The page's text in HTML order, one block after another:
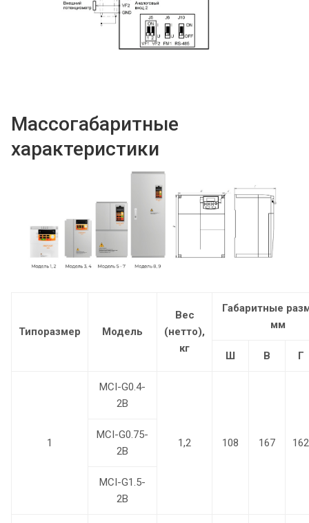
Массогабаритные
характеристики
Типоразмер Модель
Вес
(нетто),
кг
Габаритные
мм
Ш В Г
1
MCI-G0.4-
2B
1,2 108 167 162
MCI-G0.75-
2B
MCI-G1.5-
2B